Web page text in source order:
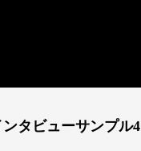
ンタビューサンプル4